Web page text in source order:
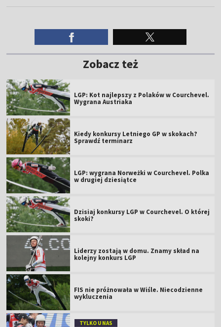
Zobacz też
LGP: Kot najlepszy z Polaków w Courchevel.
Wygrana Austriaka
Kiedy konkursy Letniego GP w skokach?
Sprawdź terminarz
LGP: wygrana Norweżki w Courchevel. Polka
w drugiej dziesiątce
Dzisiaj konkursy LGP w Courchevel. O której
skoki?
Liderzy zostają w domu. Znamy skład na
kolejny konkurs LGP
FIS nie próżnowała w Wiśle. Niecodzienne
wykluczenia
TYLKO U NAS